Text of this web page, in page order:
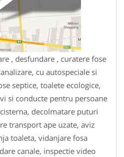
, desfundare , curatere fose
cu autospeciale si
septice, toalete ecologice,
si conducte pentru persoane
decolmatare puturi
transport ape uzate, aviz
toaleta, vidanjare fosa
canale, inspectie video